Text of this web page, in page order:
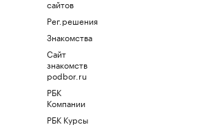
сайтов
Рег.решения
Знакомства
Сайт
знакомств
podbor.ru
РБК
Компании
РБК Курсы